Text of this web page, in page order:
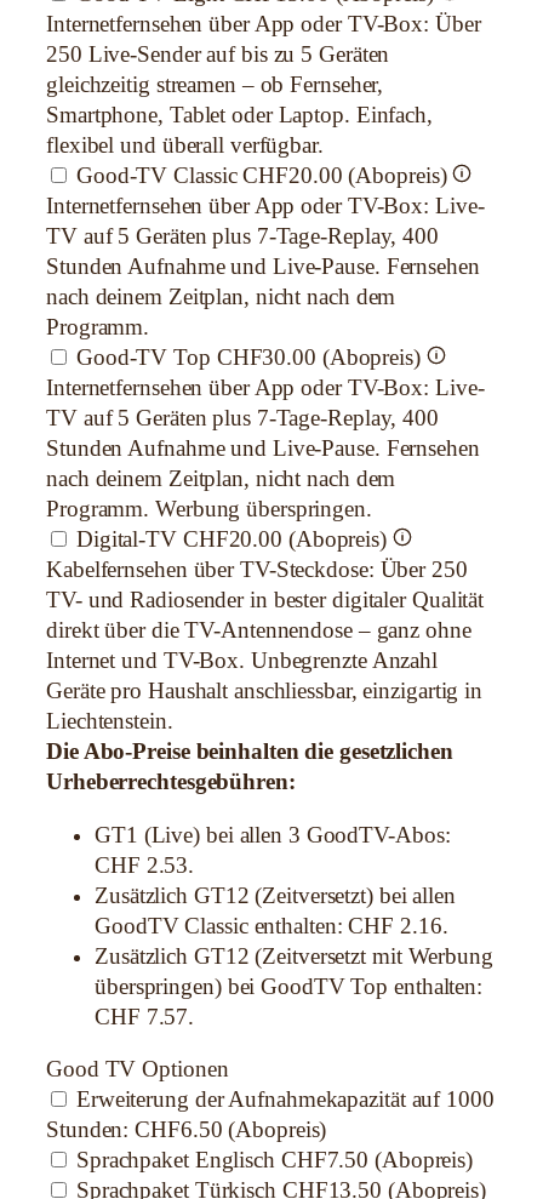
Internetfernsehen über App oder TV-Box: Über
250 Live-Sender auf bis zu 5 Geräten
gleichzeitig streamen – ob Fernseher,
Smartphone, Tablet oder Laptop. Einfach,
flexibel und überall verfügbar.
Good-TV ClassicCHF20.00 (Abopreis)
Internetfernsehen über App oder TV-Box: Live-
TV auf 5 Geräten plus 7-Tage-Replay, 400
Stunden Aufnahme und Live-Pause. Fernsehen
nach deinem Zeitplan, nicht nach dem
Programm.
Good-TV Top CHF30.00 (Abopreis)
Internetfernsehen über App oder TV-Box: Live-
TV auf 5 Geräten plus 7-Tage-Replay, 400
Stunden Aufnahme und Live-Pause. Fernsehen
nach deinem Zeitplan, nicht nach dem
Programm. Werbung überspringen.
Digital-TV CHF20.00 (Abopreis)
Kabelfernsehen über TV-Steckdose: Über 250
TV- und Radiosender in bester digitaler Qualität
direkt über die TV-Antennendose – ganz ohne
Internet und TV-Box. Unbegrenzte Anzahl
Geräte pro Haushalt anschliessbar, einzigartig in
Liechtenstein.
Die Abo-Preise beinhalten die gesetzlichen
Urheberrechtesgebühren:
GT1 (Live) bei allen 3 GoodTV-Abos:
CHF 2.53.
Zusätzlich GT12 (Zeitversetzt) bei allen
GoodTV Classic enthalten: CHF 2.16.
Zusätzlich GT12 (Zeitversetzt mit Werbung
überspringen) bei GoodTV Top enthalten:
CHF 7.57.
Good TV Optionen
Erweiterung der Aufnahmekapazität auf 1000
Stunden:CHF6.50 (Abopreis)
Sprachpaket Englisch CHF7.50 (Abopreis)
Sprachpaket Türkisch CHF13.50 (Abopreis)